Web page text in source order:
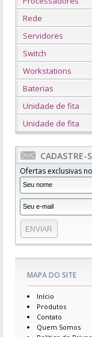
Rede
Servidores
Switch
Workstations
Baterias
Unidade de fita
Unidade de fita
CADASTRE-
Ofertas exclusivas
MAPA DO SITE
Início
Produtos
Contato
Quem Somos